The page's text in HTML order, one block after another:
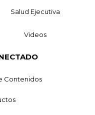
Salud Ejecutiva
Videos
Contenidos